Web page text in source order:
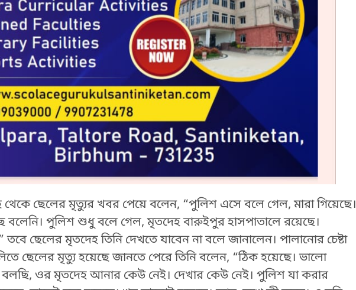
ছেলের মৃত্যুর খবর পেয়ে বলেন, “পুলিশ এসে বলে গেল, মারা গিয়েছে।
বলেনি। পুলিশ শুধু বলে গেল, মৃতদেহ বারুইপুর হাসপাতালে রয়েছে।
ছেলের মৃতদেহ তিনি দেখতে যাবেন না বলে জানালেন। পালানোর চেষ্টা
ছেলের মৃত্যু হয়েছে জানতে পেরে তিনি বলেন, “ঠিক হয়েছে। ভালো
ওর মৃতদেহ আনার কেউ নেই। দেখার কেউ নেই। পুলিশ যা করার